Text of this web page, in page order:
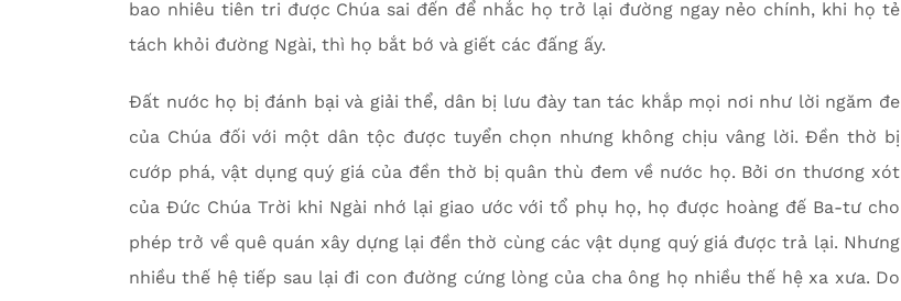
bao nhiêu tiên tri được Chúa sai đến để nhắc họ trở lại đường ngay nẻo chính, khi họ tẻ
tách khỏi đường Ngài, thì họ bắt bớ và giết các đấng ấy.
Đất nước họ bị đánh bại và giải thể, dân bị lưu đày tan tác khắp mọi nơi như lời ngăm đe
của Chúa đối với một dân tộc được tuyển chọn nhưng không chịu vâng lời. Đền thờ bị
cướp phá, vật dụng quý giá của đền thờ bị quân thù đem về nước họ. Bởi ơn thương xót
của Đức Chúa Trời khi Ngài nhớ lại giao ước với tổ phụ họ, họ được hoàng đế Ba-tư cho
phép trở về quê quán xây dựng lại đền thờ cùng các vật dụng quý giá được trả lại. Nhưng
nhiều thế hệ tiếp sau lại đi con đường cứng lòng của cha ông họ nhiều thế hệ xa xưa. Do